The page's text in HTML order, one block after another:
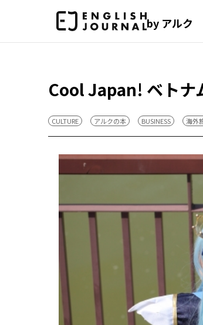
by アルク
Cool Japan! ベトナ
CULTURE アルクの本 BUSINESS 海外